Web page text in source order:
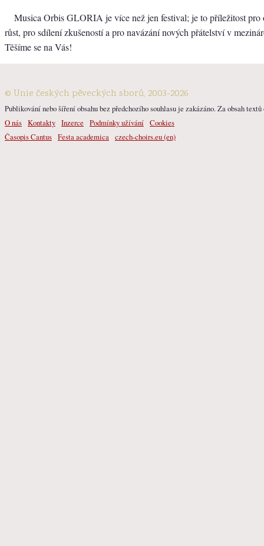
Musica Orbis GLORIA je více než jen festival; je to příležitost pro
růst, pro sdílení zkušeností a pro navázání nových přátelství v
Těšíme se na Vás!
© Unie českých pěveckých sborů, 2003-2026
Publikování nebo šíření obsahu bez předchozího souhlasu je zakázáno. Za obsah
O nás Kontakty Inzerce Podmínky užívání Cookies
Časopis Cantus Festa academica czech-choirs.eu (en)